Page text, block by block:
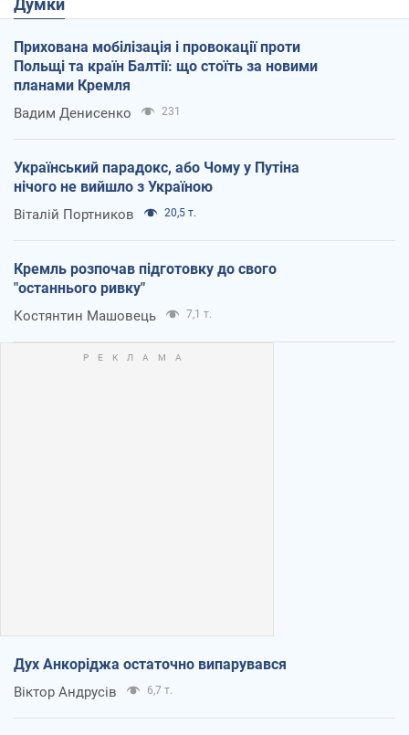
Прихована мобілізація і провокації проти
Польщі та країн Балтії: що стоїть за новими
планами Кремля
Вадим Денисенко 231
Український парадокс, або Чому у Путіна
нічого не вийшло з Україною
Віталій Портников 20,5 т.
Кремль розпочав підготовку до свого
"останнього ривку"
Костянтин Машовець 7,1 т.
Дух Анкоріджа остаточно випарувався
Віктор Андрусів 6,7 т.